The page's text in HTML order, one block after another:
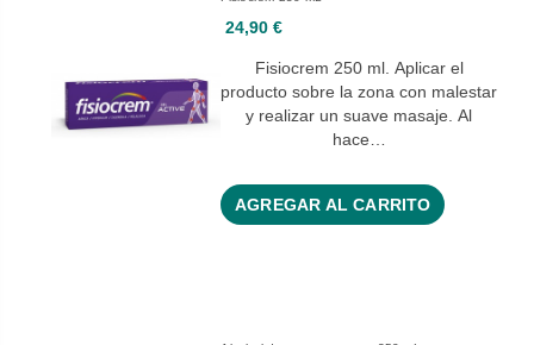
24,90 €
Fisiocrem 250 ml. Aplicar el
producto sobre la zona con malestar
y realizar un suave masaje. Al
hace…
AGREGAR AL CARRITO